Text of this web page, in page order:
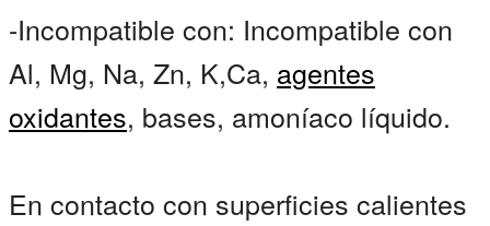
-Incompatible con: Incompatible con
Al, Mg, Na, Zn, K,Ca, agentes
oxidantes, bases, amoníaco líquido.
En contacto con superficies calientes